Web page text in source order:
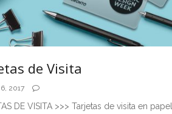
de Visita
2017
DE VISITA >>> Tarjetas de visita en papel